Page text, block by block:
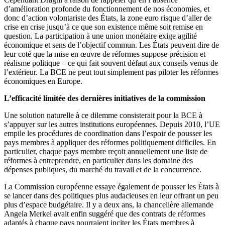
d’amélioration profonde du fonctionnement de nos économies, et
donc d’action volontariste des États, la zone euro risque d’aller de
crise en crise jusqu’à ce que son existence même soit remise en
question. La participation à une union monétaire exige agilité
économique et sens de l’objectif commun. Les États peuvent dire de
leur coté que la mise en œuvre de réformes suppose précision et
réalisme politique – ce qui fait souvent défaut aux conseils venus de
l’extérieur. La BCE ne peut tout simplement pas piloter les réformes
économiques en Europe.
L’efficacité limitée des dernières initiatives de la commission
Une solution naturelle à ce dilemme consisterait pour la BCE à
s’appuyer sur les autres institutions européennes. Depuis 2010, l’UE
empile les procédures de coordination dans l’espoir de pousser les
pays membres à appliquer des réformes politiquement difficiles. En
particulier, chaque pays membre reçoit annuellement une liste de
réformes à entreprendre, en particulier dans les domaine des
dépenses publiques, du marché du travail et de la concurrence.
La Commission européenne essaye également de pousser les États à
se lancer dans des politiques plus audacieuses en leur offrant un peu
plus d’espace budgétaire. Il y a deux ans, la chancelière allemande
Angela Merkel avait enfin suggéré que des contrats de réformes
adaptés à chaque pays pourraient inciter les États membres à